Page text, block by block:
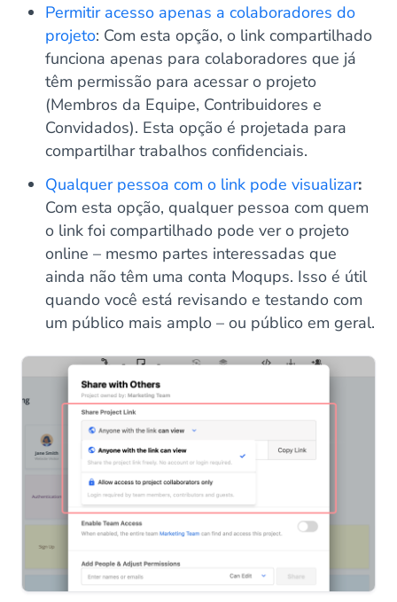
Permitir acesso apenas a colaboradores do
projeto: Com esta opção, o link compartilhado
funciona apenas para colaboradores que já
têm permissão para acessar o projeto
(Membros da Equipe, Contribuidores e
Convidados). Esta opção é projetada para
compartilhar trabalhos confidenciais.
Qualquer pessoa com o link pode visualizar:
Com esta opção, qualquer pessoa com quem
o link foi compartilhado pode ver o projeto
online – mesmo partes interessadas que
ainda não têm uma conta Moqups. Isso é útil
quando você está revisando e testando com
um público mais amplo – ou público em geral.